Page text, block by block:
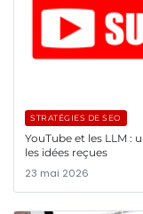
STRATÉGIES DE SEO
YouTube et les LLM :
les idées reçues
23 mai 2026